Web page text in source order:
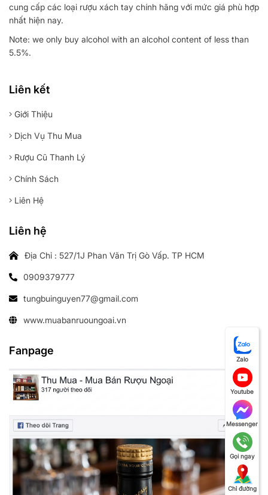
cung cấp các loại rượu xách tay chính hãng với mức giá phù hợp
nhất hiện nay.
Note: we only buy alcohol with an alcohol content of less than
5.5%.
Liên kết
Giới Thiệu
Dịch Vụ Thu Mua
Rượu Cũ Thanh Lý
Chính Sách
Liên Hệ
Liên hệ
Địa Chỉ : 527/1J Phan Văn Trị Gò Vấp. TP HCM
0909379777
tungbuinguyen77@gmail.com
www.muabanruoungoai.vn
Fanpage
Zalo
Youtube
Messenger
Gọi ngay
Chỉ đường